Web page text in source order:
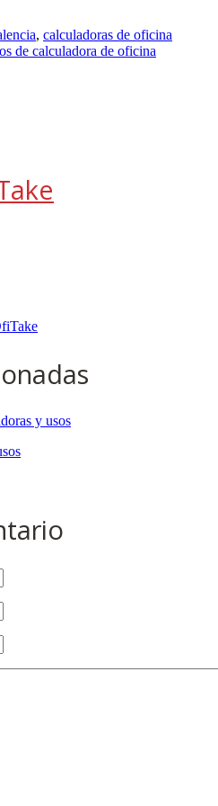
, calculadoras de oficina
de calculadora de oficina